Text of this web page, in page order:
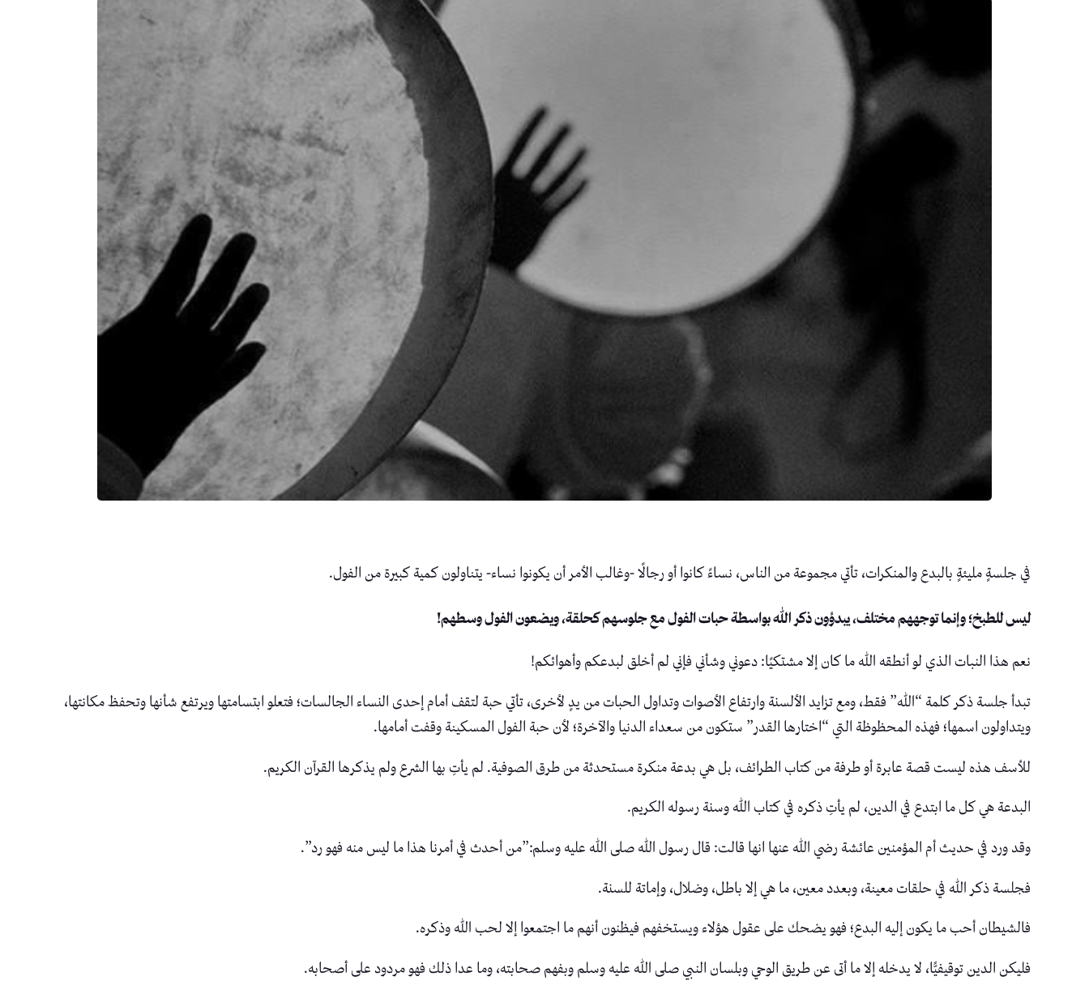
في جلسةٍ مليئةٍ بالبدع والمنكرات، تأتي مجموعة من الناس، نساءً كانوا أو رجالًا -وغالب الأمر أن يكونوا نساء- يتناولون كمية كبيرة من الفول.
ليس للطبخ؛ وإنما توجههم مختلف، يبدؤون ذكر الله بواسطة حبات الفول مع جلوسهم كحلقة، ويضعون الفول وسطهم!
نعم هذا النبات الذي لو أنطقه الله ما كان إلا مشتكيًا: دعوني وشأني فإني لم أخلق لبدعكم وأهوائكم!
تبدأ جلسة ذكر كلمة “الله” فقط، ومع تزايد الألسنة وارتفاع الأصوات وتداول الحبات من يدٍ لأخرى، تأتي حبة لتقف أمام إحدى النساء الجالسات؛ فتعلو ابتسامتها ويرتفع شأنها وتحفظ مكانتها،
ويتداولون اسمها؛ فهذه المحظوظة التي “اختارها القدر” ستكون من سعداء الدنيا والآخرة؛ لأن حبة الفول المسكينة وقفت أمامها.
للأسف هذه ليست قصة عابرة أو طرفة من كتاب الطرائف، بل هي بدعة منكرة مستحدثة من طرق الصوفية. لم يأتِ بها الشرع ولم يذكرها القرآن الكريم.
البدعة هي كل ما ابتدع في الدين، لم يأتِ ذكره في كتاب الله وسنة رسوله الكريم.
وقد ورد في حديث أم المؤمنين عائشة رضي الله عنها انها قالت: قال رسول الله صلى الله عليه وسلم:”من أحدث في أمرنا هذا ما ليس منه فهو رد”.
فجلسة ذكر الله في حلقات معينة، وبعدد معين، ما هي إلا باطل، وضلال، وإماتة للسنة.
فالشيطان أحب ما يكون إليه البدع؛ فهو يضحك على عقول هؤلاء ويستخفهم فيظنون أنهم ما اجتمعوا إلا لحب الله وذكره.
فليكن الدين توقيفيًّا، لا يدخله إلا ما أتى عن طريق الوحي وبلسان النبي صلى الله عليه وسلم وبفهم صحابته، وما عدا ذلك فهو مردود على أصحابه.